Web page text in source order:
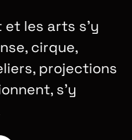
et les arts s’y
cirque,
projections
s’y